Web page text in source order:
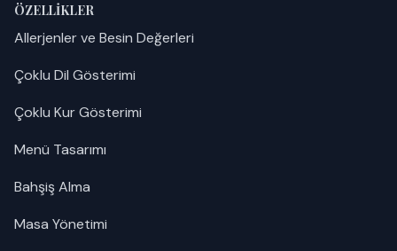
ÖZELLIKLER
Allerjenler ve Besin Değerleri
Çoklu Dil Gösterimi
Çoklu Kur Gösterimi
Menü Tasarımı
Bahşiş Alma
Masa Yönetimi